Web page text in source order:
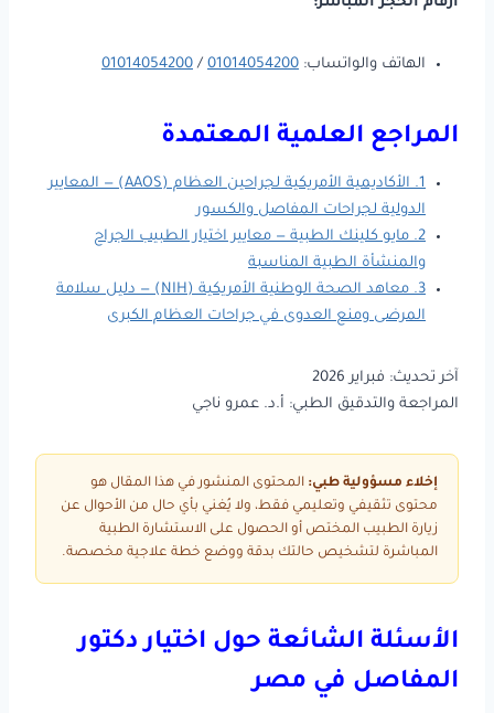
الهاتف والواتساب: 01014054200
/
01014054200
المراجع العلمية المعتمدة
1. الأكاديمية الأمريكية لجراحين العظام (AAOS) — المعايير
الدولية لجراحات المفاصل والكسور
2. مايو كلينك الطبية — معايير اختيار الطبيب الجراح
والمنشأة الطبية المناسبة
3. معاهد الصحة الوطنية الأمريكية (NIH) — دليل سلامة
المرضى ومنع العدوى في جراحات العظام الكبرى
آخر تحديث: فبراير 2026
المراجعة والتدقيق الطبي: أ.د. عمرو ناجي
إخلاء مسؤولية طبي: المحتوى المنشور في هذا المقال هو
محتوى تثقيفي وتعليمي فقط، ولا يُغني بأي حال من الأحوال عن
زيارة الطبيب المختص أو الحصول على الاستشارة الطبية
المباشرة لتشخيص حالتك بدقة ووضع خطة علاجية مخصصة.
الأسئلة الشائعة حول اختيار دكتور
المفاصل في مصر